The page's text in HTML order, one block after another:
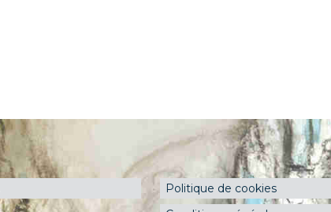
Politique de cookies